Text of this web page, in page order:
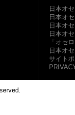
日本オ
日本オ
日本オ
日本オ
「オセ
日本オ
サイト